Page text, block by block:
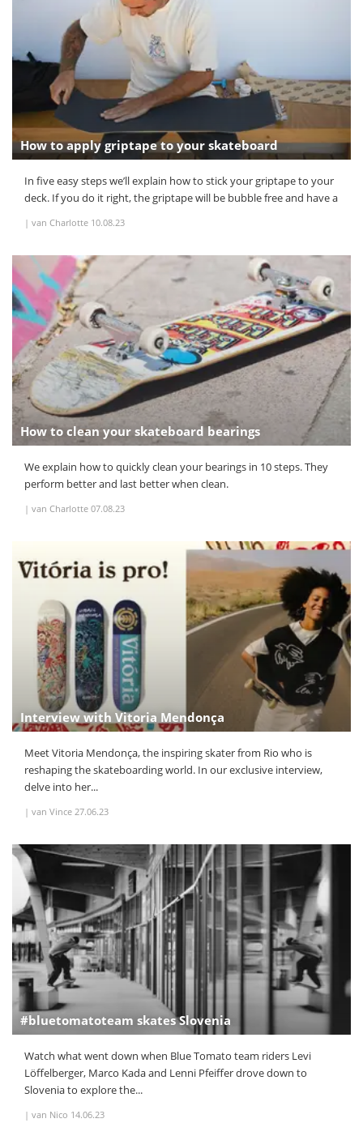
How to apply griptape to your skateboard
In five easy steps we’ll explain how to stick your griptape to your
deck. If you do it right, the griptape will be bubble free and have a
| van Charlotte 10.08.23
How to clean your skateboard bearings
We explain how to quickly clean your bearings in 10 steps. They
perform better and last better when clean.
| van Charlotte 07.08.23
Interview with Vitoria Mendonça
Meet Vitoria Mendonça, the inspiring skater from Rio who is
reshaping the skateboarding world. In our exclusive interview,
delve into her...
| van Vince 27.06.23
#bluetomatoteam skates Slovenia
Watch what went down when Blue Tomato team riders Levi
Löffelberger, Marco Kada and Lenni Pfeiffer drove down to
Slovenia to explore the...
| van Nico 14.06.23